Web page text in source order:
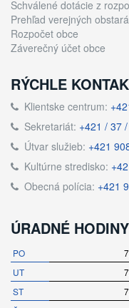
Schválené dotácie z
Prehľad verejných
Rozpočet obce
Záverečný účet obce
RÝCHLE
Klientske centrum:
Sekretariát: +421 / 37
Útvar služieb: +421
Kultúrne stredisko:
Obecná polícia: +421
ÚRADNÉ HODINY
PO
UT
ST